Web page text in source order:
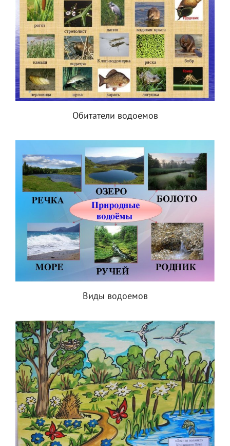
Обитатели водоемов
Виды водоемов